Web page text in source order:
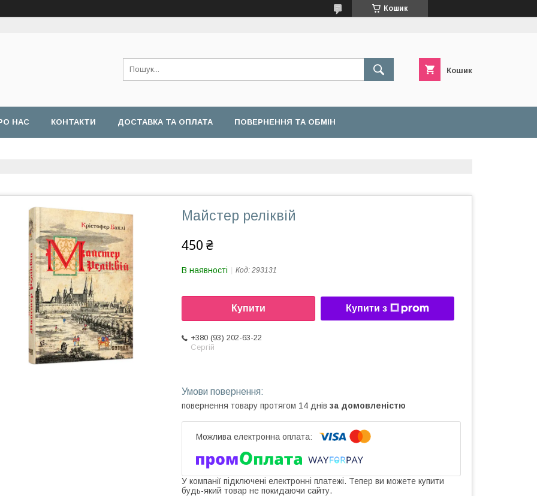
Кошик
Кошик
НАС КОНТАКТИ ДОСТАВКА ТА ОПЛАТА ПОВЕРНЕННЯ ТА ОБМІН
Майстер реліквій
450 ₴
В наявності Код: 293131
Купити Купити з
+380 (93) 202-63-22
Сергій
повернення товару протягом 14 днів за домовленістю
У компанії підключені електронні платежі. Тепер ви можете купити
будь-який товар не покидаючи сайту.